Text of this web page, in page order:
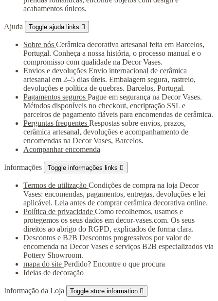
acabamentos únicos.
Ajuda Toggle ajuda links 
Sobre nós Cerâmica decorativa artesanal feita em Barcelos,
Portugal. Conheça a nossa história, o processo manual e o
compromisso com qualidade na Decor Vases.
Envios e devoluções Envio internacional de cerâmica
artesanal em 2–5 dias úteis. Embalagem segura, rastreio,
devoluções e política de quebras. Barcelos, Portugal.
Pagamentos seguros Pague em segurança na Decor Vases.
Métodos disponíveis no checkout, encriptação SSL e
parceiros de pagamento fiáveis para encomendas de cerâmica.
Perguntas frequentes Respostas sobre envios, prazos,
cerâmica artesanal, devoluções e acompanhamento de
encomendas na Decor Vases, Barcelos.
Acompanhar encomenda
Informações Toggle informações links 
Termos de utilização Condições de compra na loja Decor
Vases: encomendas, pagamentos, entregas, devoluções e lei
aplicável. Leia antes de comprar cerâmica decorativa online.
Política de privacidade Como recolhemos, usamos e
protegemos os seus dados em decor-vases.com. Os seus
direitos ao abrigo do RGPD, explicados de forma clara.
Descontos e B2B Descontos progressivos por valor de
encomenda na Decor Vases e serviços B2B especializados via
Pottery Showroom.
mapa do site Perdido? Encontre o que procura
Ideias de decoração
Informação da Loja Toggle store information 